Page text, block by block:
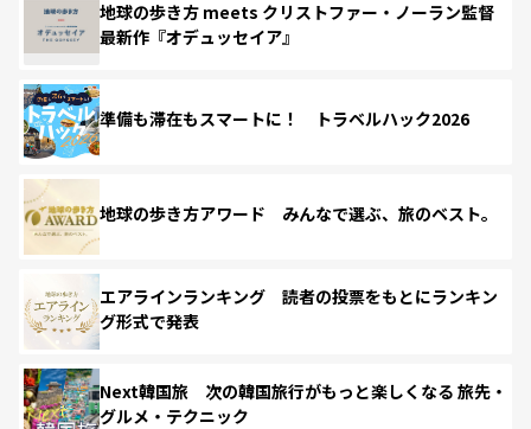
地球の歩き方 meets クリストファー・ノーラン監督
最新作『オデュッセイア』
準備も滞在もスマートに！ トラベルハック2026
地球の歩き方アワード みんなで選ぶ、旅のベスト。
エアラインランキング 読者の投票をもとにランキン
グ形式で発表
Next韓国旅 次の韓国旅行がもっと楽しくなる 旅先・
グルメ・テクニック